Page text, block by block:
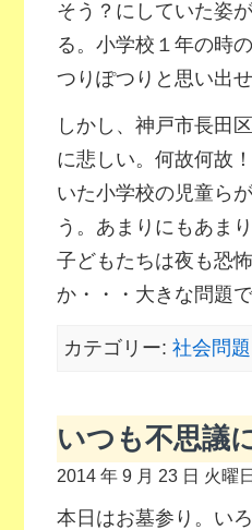
そう？にしていた姿
る。小学校１年の時
つりぽつりと思い出
しかし、神戸市長田
に悲しい。何故何故
いた小学校の児童ら
う。あまりにもあま
子どもたちは夜も恐
か・・・大きな問題で
カテゴリー: 社会問題
いつも不思議
2014 年 9 月 23 日 火曜
本日はお墓参り。い